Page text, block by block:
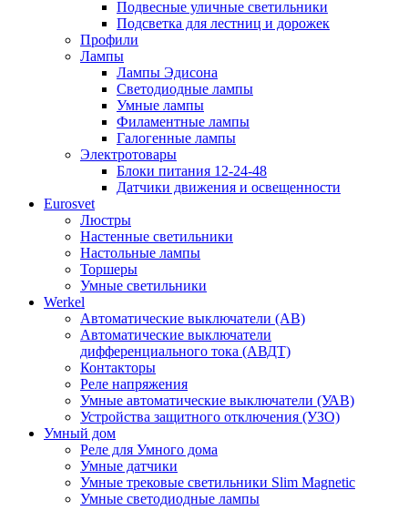
Подвесные уличные светильники
Подсветка для лестниц и дорожек
Профили
Лампы
Лампы Эдисона
Светодиодные лампы
Умные лампы
Филаментные лампы
Галогенные лампы
Электротовары
Блоки питания 12-24-48
Датчики движения и освещенности
Eurosvet
Люстры
Настенные светильники
Настольные лампы
Торшеры
Умные светильники
Werkel
Автоматические выключатели (АВ)
Автоматические выключатели
дифференциального тока (АВДТ)
Контакторы
Реле напряжения
Умные автоматические выключатели (УАВ)
Устройства защитного отключения (УЗО)
Умный дом
Реле для Умного дома
Умные датчики
Умные трековые светильники Slim Magnetic
Умные светодиодные лампы